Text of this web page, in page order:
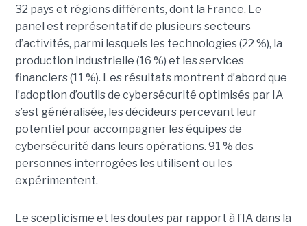
32 pays et régions différents, dont la France. Le
panel est représentatif de plusieurs secteurs
d’activités, parmi lesquels les technologies (22 %), la
production industrielle (16 %) et les services
financiers (11 %). Les résultats montrent d’abord que
l’adoption d’outils de cybersécurité optimisés par IA
s’est généralisée, les décideurs percevant leur
potentiel pour accompagner les équipes de
cybersécurité dans leurs opérations. 91 % des
personnes interrogées les utilisent ou les
expérimentent.
Le scepticisme et les doutes par rapport à l’IA dans la